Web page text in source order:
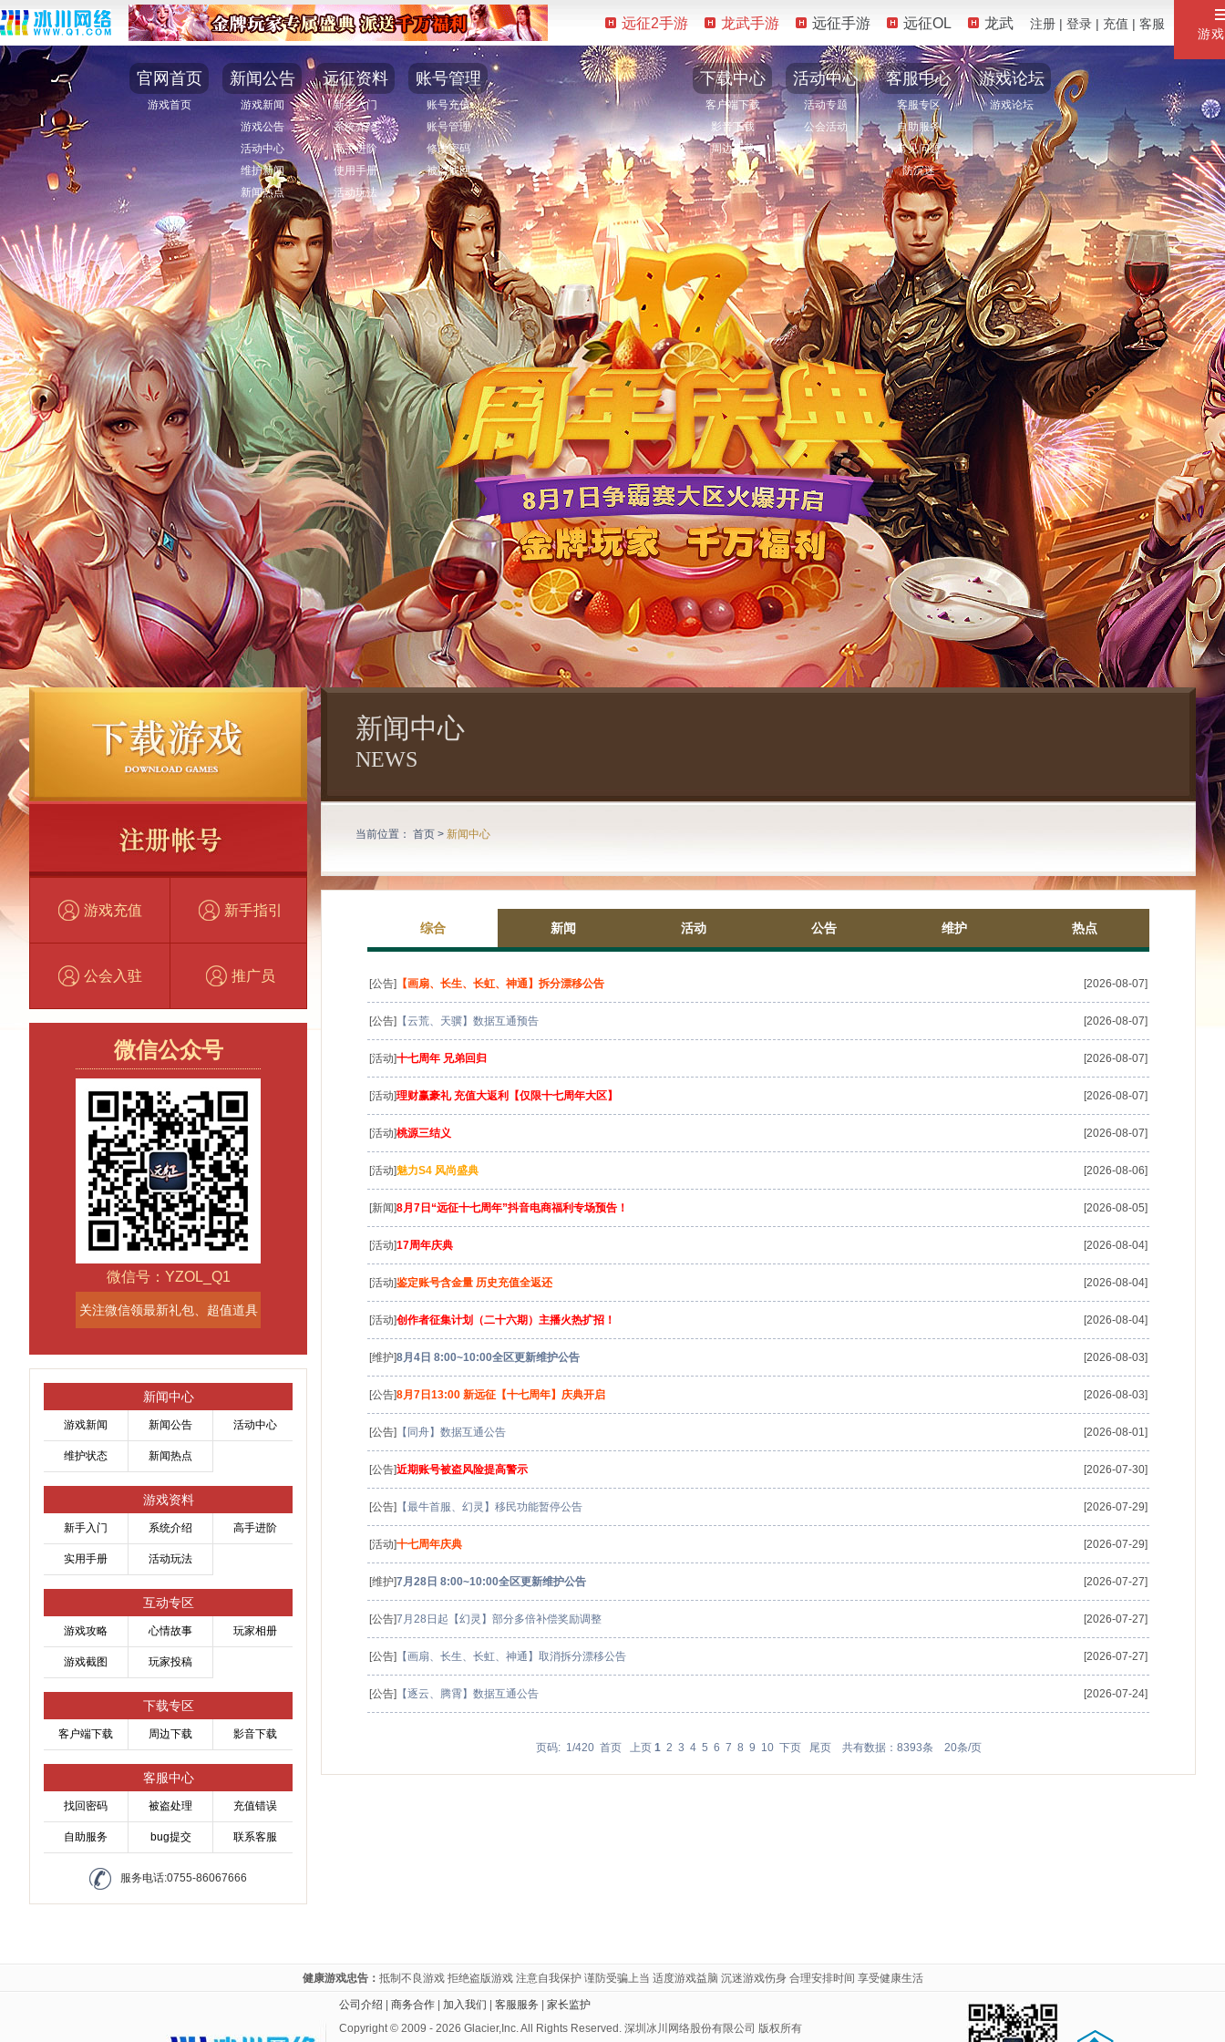
游
远征2手游 龙武手游 远征手游 远征OL 龙武 注册 | 登录 | 充值 | 客服
官网首页
游戏首页
新闻公告
游戏新闻
游戏公告
活动中心
维护新闻
新闻热点
远征资料
新手入门
系统介绍
高手进阶
使用手册
活动玩法
账号管理
账号充值
账号管理
修改密码
被盗找回
下载中心
客户端下载
影音下载
周边下载
活动中心
活动专题
公会活动
客服中心
客服专区
自助服务
常见问题
防沉迷
游戏论坛
游戏论坛
游戏充值 新手指引
公会入驻 推广员
微信公众号
微信号：YZOL_Q1
关注微信领最新礼包、超值道具
新闻中心
游戏新闻 新闻公告 活动中心
维护状态 新闻热点
游戏资料
新手入门 系统介绍 高手进阶
实用手册 活动玩法
互动专区
游戏攻略 心情故事 玩家相册
游戏截图 玩家投稿
下载专区
客户端下载 周边下载 影音下载
客服中心
找回密码 被盗处理 充值错误
自助服务 bug提交 联系客服
服务电话:0755-86067666
新闻中心
NEWS
当前位置： 首页 > 新闻中心
综合 新闻 活动 公告 维护 热点
[2026-08-07]
[公告] 【画扇、长生、长虹、神通】拆分漂移公告
[2026-08-07]
[公告] 【云荒、天骥】数据互通预告
[2026-08-07]
[活动]十七周年 兄弟回归
[2026-08-07]
[活动]理财赢豪礼 充值大返利【仅限十七周年大区】
[2026-08-07]
[活动]桃源三结义
[2026-08-06]
[活动]魅力S4 风尚盛典
[2026-08-05]
[新闻]8月7日“远征十七周年”抖音电商福利专场预告！
[2026-08-04]
[活动]17周年庆典
[2026-08-04]
[活动]鉴定账号含金量 历史充值全返还
[2026-08-04]
[活动]创作者征集计划（二十六期）主播火热扩招！
[2026-08-03]
[维护]8月4日 8:00~10:00全区更新维护公告
[2026-08-03]
[公告]8月7日13:00 新远征【十七周年】庆典开启
[2026-08-01]
[公告] 【同舟】数据互通公告
[2026-07-30]
[公告]近期账号被盗风险提高警示
[2026-07-29]
[公告] 【最牛首服、幻灵】移民功能暂停公告
[2026-07-29]
[活动]十七周年庆典
[2026-07-27]
[维护]7月28日 8:00~10:00全区更新维护公告
[2026-07-27]
[公告]7月28日起【幻灵】部分多倍补偿奖励调整
[2026-07-27]
[公告] 【画扇、长生、长虹、神通】取消拆分漂移公告
[2026-07-24]
[公告] 【逐云、腾霄】数据互通公告
页码: 1/420 首页 上页 1 2 3 4 5 6 7 8 9 10 下页 尾页共有数据：8393条 20条/页
健康游戏忠告： 抵制不良游戏 拒绝盗版游戏 注意自我保护 谨防受骗上当 适度游戏益脑 沉迷游戏伤身 合理安排时间 享受健康生活
公司介绍 | 商务合作 | 加入我们 | 客服服务 | 家长监护
Copyright © 2009 - 2026 Glacier,Inc. All Rights Reserved. 深圳冰川网络股份有限公司 版权所有